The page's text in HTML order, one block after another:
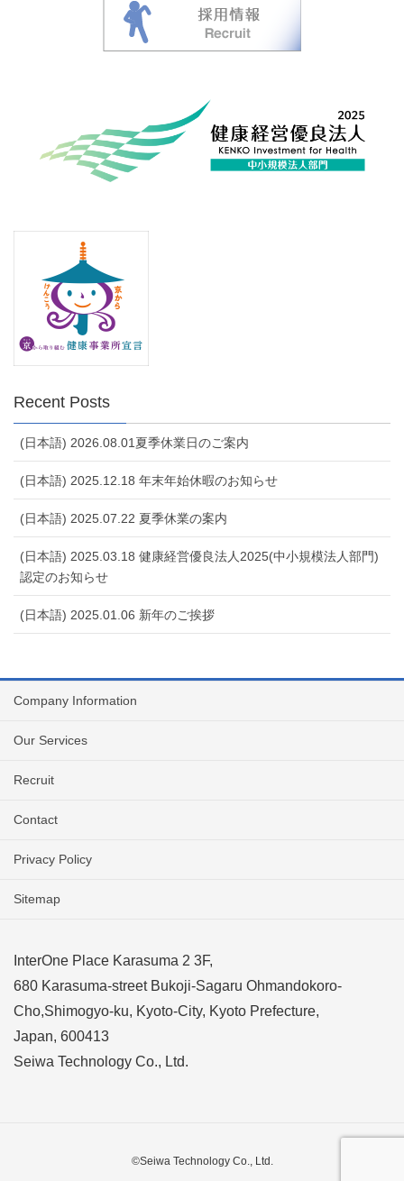
Recent Posts
(日本語) 2026.08.01夏季休業日のご案内
(日本語) 2025.12.18 年末年始休暇のお知らせ
(日本語) 2025.07.22 夏季休業の案内
(日本語) 2025.03.18 健康経営優良法人2025(中小規模法人部門)
認定のお知らせ
(日本語) 2025.01.06 新年のご挨拶
Company Information
Our Services
Recruit
Contact
Privacy Policy
Sitemap
InterOne Place Karasuma 2 3F,
680 Karasuma-street Bukoji-Sagaru Ohmandokoro-
Cho,Shimogyo-ku, Kyoto-City, Kyoto Prefecture,
Japan, 600413
Seiwa Technology Co., Ltd.
©Seiwa Technology Co., Ltd.